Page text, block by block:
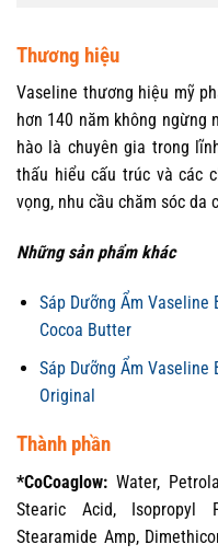
Thương hiệu
Vaseline thương hiệu mỹ
hơn 140 năm không
hào là chuyên gia trong
thấu hiểu cấu trúc và các
vọng, nhu cầu chăm sóc da
Những sản phẩm khác
Sáp Dưỡng Ẩm
Cocoa Butter
Sáp Dưỡng Ẩm
Original
Thành phần
*CoCoaglow: Water,
Stearic Acid, Isopropyl
Stearamide Amp,